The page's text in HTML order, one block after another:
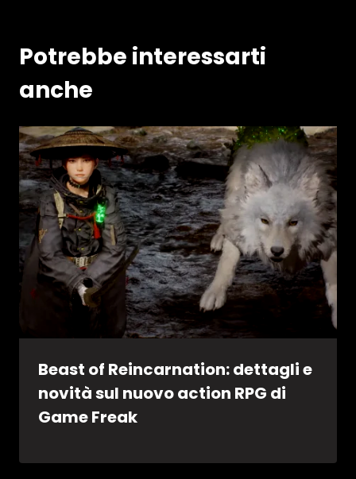
Potrebbe interessarti
anche
Beast of Reincarnation: dettagli e
novità sul nuovo action RPG di
Game Freak